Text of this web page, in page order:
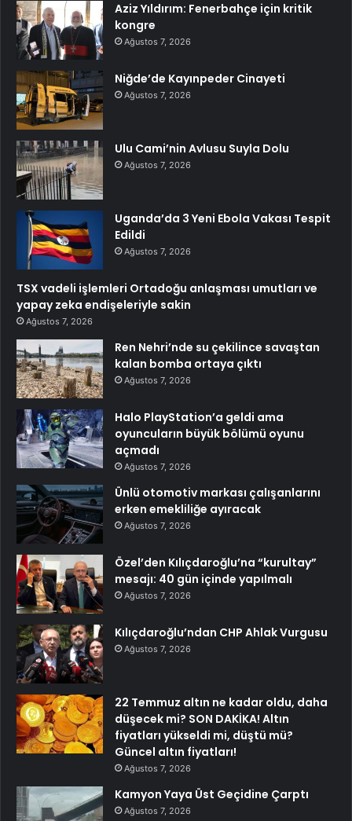
Aziz Yıldırım: Fenerbahçe için kritik
kongre
Ağustos 7, 2026
Niğde’de Kayınpeder Cinayeti
Ağustos 7, 2026
Ulu Cami’nin Avlusu Suyla Dolu
Ağustos 7, 2026
Uganda’da 3 Yeni Ebola Vakası Tespit
Edildi
Ağustos 7, 2026
TSX vadeli işlemleri Ortadoğu anlaşması umutları ve
yapay zeka endişeleriyle sakin
Ağustos 7, 2026
Ren Nehri’nde su çekilince savaştan
kalan bomba ortaya çıktı
Ağustos 7, 2026
Halo PlayStation’a geldi ama
oyuncuların büyük bölümü oyunu
açmadı
Ağustos 7, 2026
Ünlü otomotiv markası çalışanlarını
erken emekliliğe ayıracak
Ağustos 7, 2026
Özel’den Kılıçdaroğlu’na “kurultay”
mesajı: 40 gün içinde yapılmalı
Ağustos 7, 2026
Kılıçdaroğlu’ndan CHP Ahlak Vurgusu
Ağustos 7, 2026
22 Temmuz altın ne kadar oldu, daha
düşecek mi? SON DAKİKA! Altın
fiyatları yükseldi mi, düştü mü?
Güncel altın fiyatları!
Ağustos 7, 2026
Kamyon Yaya Üst Geçidine Çarptı
Ağustos 7, 2026